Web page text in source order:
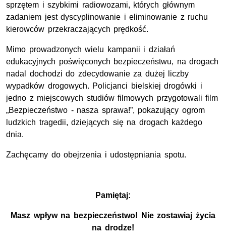
sprzętem i szybkimi radiowozami, których głównym
zadaniem jest dyscyplinowanie i eliminowanie z ruchu
kierowców przekraczających prędkość.
Mimo prowadzonych wielu kampanii i działań
edukacyjnych poświęconych bezpieczeństwu, na drogach
nadal dochodzi do zdecydowanie za dużej liczby
wypadków drogowych. Policjanci bielskiej drogówki i
jedno z miejscowych studiów filmowych przygotowali film
„Bezpieczeństwo - nasza sprawa!”, pokazujący ogrom
ludzkich tragedii, dziejących się na drogach każdego
dnia.
Zachęcamy do obejrzenia i udostępniania spotu.
Pamiętaj:
Masz wpływ na bezpieczeństwo! Nie zostawiaj życia
na drodze!